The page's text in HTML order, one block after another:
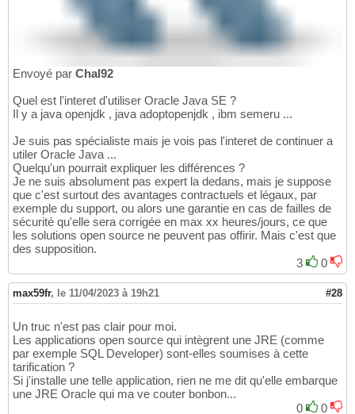
Envoyé par Chal92
Quel est l'interet d'utiliser Oracle Java SE ?
Il y a java openjdk , java adoptopenjdk , ibm semeru ...
Je suis pas spécialiste mais je vois pas l'interet de continuer a
utiler Oracle Java ...
Quelqu'un pourrait expliquer les différences ?
Je ne suis absolument pas expert la dedans, mais je suppose
que c'est surtout des avantages contractuels et légaux, par
exemple du support, ou alors une garantie en cas de failles de
sécurité qu'elle sera corrigée en max xx heures/jours, ce que
les solutions open source ne peuvent pas offirir. Mais c'est que
des supposition.
3
0
max59fr, le 11/04/2023 à 19h21 #28
Un truc n'est pas clair pour moi.
Les applications open source qui intègrent une JRE (comme
par exemple SQL Developer) sont-elles soumises à cette
tarification ?
Si j'installe une telle application, rien ne me dit qu'elle embarque
une JRE Oracle qui ma ve couter bonbon...
0
0